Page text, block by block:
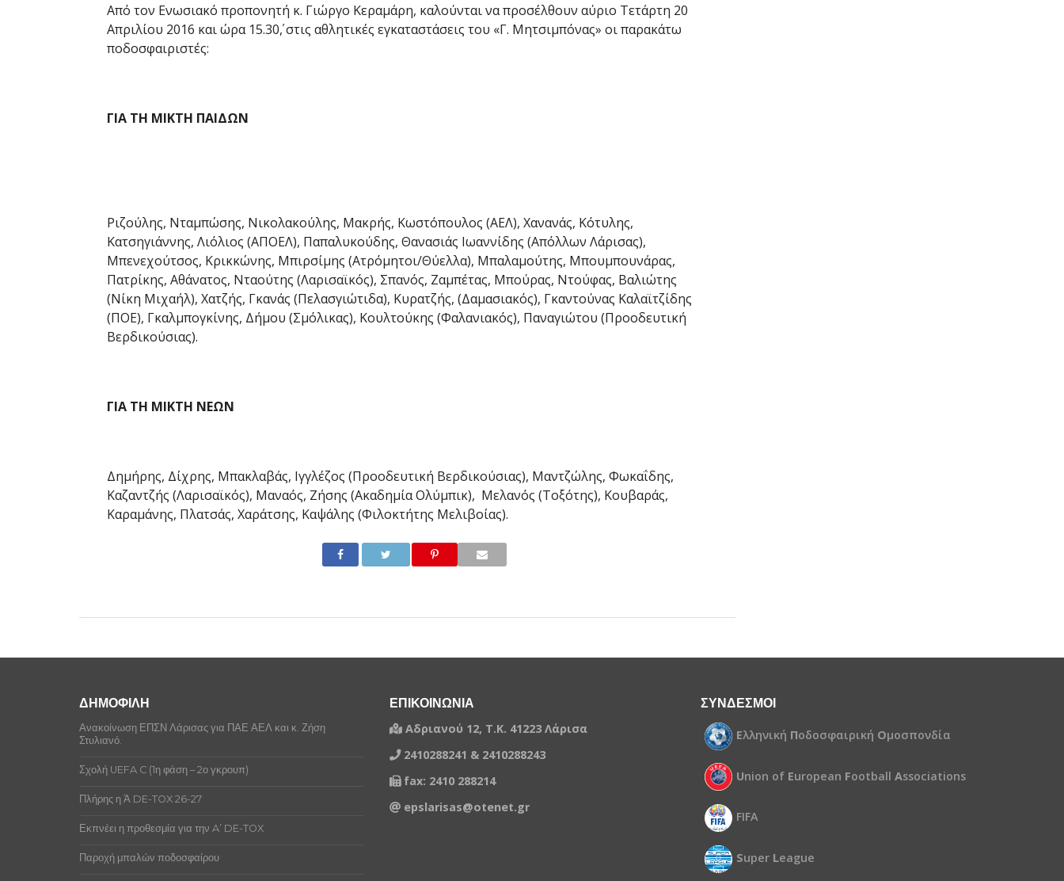
Από τον Ενωσιακό προπονητή κ. Γιώργο Κεραμάρη, καλούνται να προσέλθουν αύριο Τετάρτη 20
Απριλίου 2016 και ώρα 15.30΄, στις αθλητικές εγκαταστάσεις του «Γ. Μητσιμπόνας» οι παρακάτω
ποδοσφαιριστές:
ΓΙΑ ΤΗ ΜΙΚΤΗ ΠΑΙΔΩΝ
Ριζούλης, Νταμπώσης, Νικολακούλης, Μακρής, Κωστόπουλος (ΑΕΛ), Χανανάς, Κότυλης,
Κατσηγιάννης, Λιόλιος (ΑΠΟΕΛ), Παπαλυκούδης, Θανασιάς Ιωαννίδης (Απόλλων Λάρισας),
Μπενεχούτσος, Κρικκώνης, Μπιρσίμης (Ατρόμητοι/Θύελλα), Μπαλαμούτης, Μπουμπουνάρας,
Πατρίκης, Αθάνατος, Νταούτης (Λαρισαϊκός), Σπανός, Ζαμπέτας, Μπούρας, Ντούφας, Βαλιώτης
(Νίκη Μιχαήλ), Χατζής, Γκανάς (Πελασγιώτιδα), Κυρατζής, (Δαμασιακός), Γκαντούνας Καλαϊτζίδης
(ΠΟΕ), Γκαλμπογκίνης, Δήμου (Σμόλικας), Κουλτούκης (Φαλανιακός), Παναγιώτου (Προοδευτική
Βερδικούσιας).
ΓΙΑ ΤΗ ΜΙΚΤΗ ΝΕΩΝ
Δημήρης, Δίχρης, Μπακλαβάς, Ιγγλέζος (Προοδευτική Βερδικούσιας), Μαντζώλης, Φωκαΐδης,
Καζαντζής (Λαρισαϊκός), Μαναός, Ζήσης (Ακαδημία Ολύμπικ), Μελανός (Τοξότης), Κουβαράς,
Καραμάνης, Πλατσάς, Χαράτσης, Καψάλης (Φιλοκτήτης Μελιβοίας).
ΔΗΜΟΦΙΛΗ
Ανακοίνωση ΕΠΣΝ Λάρισας για ΠΑΕ ΑΕΛ και κ. Ζήση
Στυλιανό.
Σχολή UEFA C (1η φάση – 2ο γκρουπ)
Πλήρης η Ά DE-TOX 26-27
Εκπνέει η προθεσμία για την A’ DE-TOX
Παροχή μπαλών ποδοσφαίρου
ΕΠΙΚΟΙΝΩΝΙΑ
Αδριανού 12, Τ.Κ. 41223 Λάρισα
2410288241 & 2410288243
fax: 2410 288214
epslarisas@otenet.gr
ΣΥΝΔΕΣΜΟΙ
Ελληνική Ποδοσφαιρική Ομοσπονδία
Union of European Football Associations
FIFA
Super League